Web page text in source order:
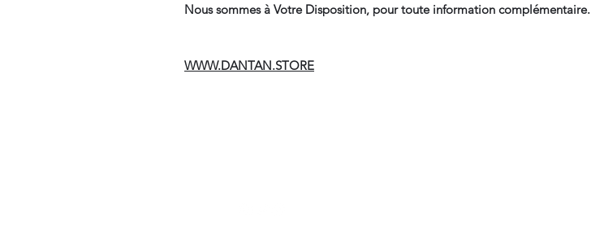
Nous sommes à Votre Disposition, pour toute information complémentaire.
WWW.DANTAN.STORE